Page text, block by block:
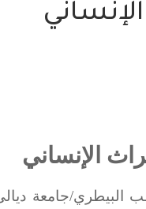
الإنساني
البيطري/جامعة